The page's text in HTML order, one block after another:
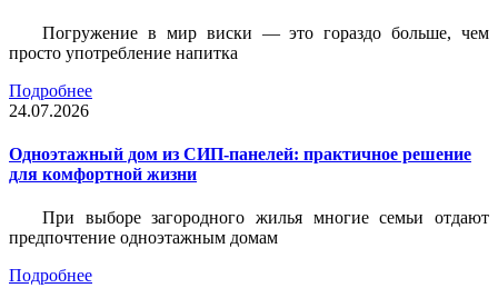
Погружение в мир виски — это гораздо больше, чем
просто употребление напитка
Подробнее
24.07.2026
Одноэтажный дом из СИП-панелей: практичное решение
для комфортной жизни
При выборе загородного жилья многие семьи отдают
предпочтение одноэтажным домам
Подробнее